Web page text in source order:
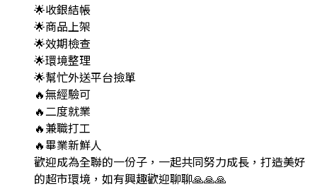
🌟收銀結帳
🌟商品上架
🌟效期檢查
🌟環境整理
🌟幫忙外送平台撿單
🔥無經驗可
🔥二度就業
🔥兼職打工
🔥畢業新鮮人
歡迎成為全聯的一份子，一起共同努力成長，打造美好
的超市環境，如有興趣歡迎聊聊🙏🙏🙏